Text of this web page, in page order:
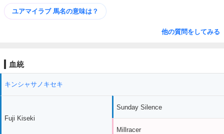
ユアマイラブ 馬名の意味は？
他の質問をしてみる
血統
キンシャサノキセキ
Fuji Kiseki
Sunday Silence
Millracer